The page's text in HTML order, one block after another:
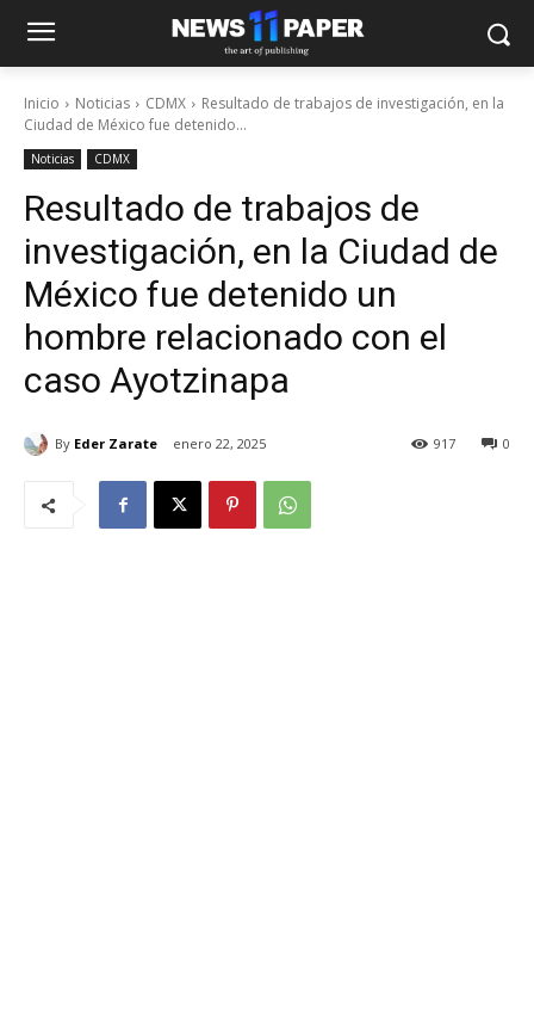
Inicio Noticias CDMX
Resultado de trabajos de investigación, en la
Ciudad de México fue detenido...
Noticias CDMX
Resultado de trabajos de
investigación, en la Ciudad de
México fue detenido un
hombre relacionado con el
caso Ayotzinapa
By Eder Zarate enero 22, 2025 0
917